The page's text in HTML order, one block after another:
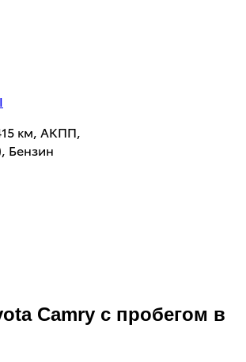
км, АКПП,
Бензин
Camry с пробегом в